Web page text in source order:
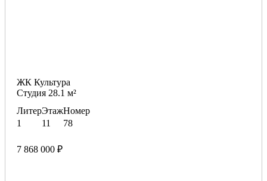
ЖК Культура
Студия 28.1 м²
Литер
1
Этаж
11
Номер
78
7 868 000 ₽